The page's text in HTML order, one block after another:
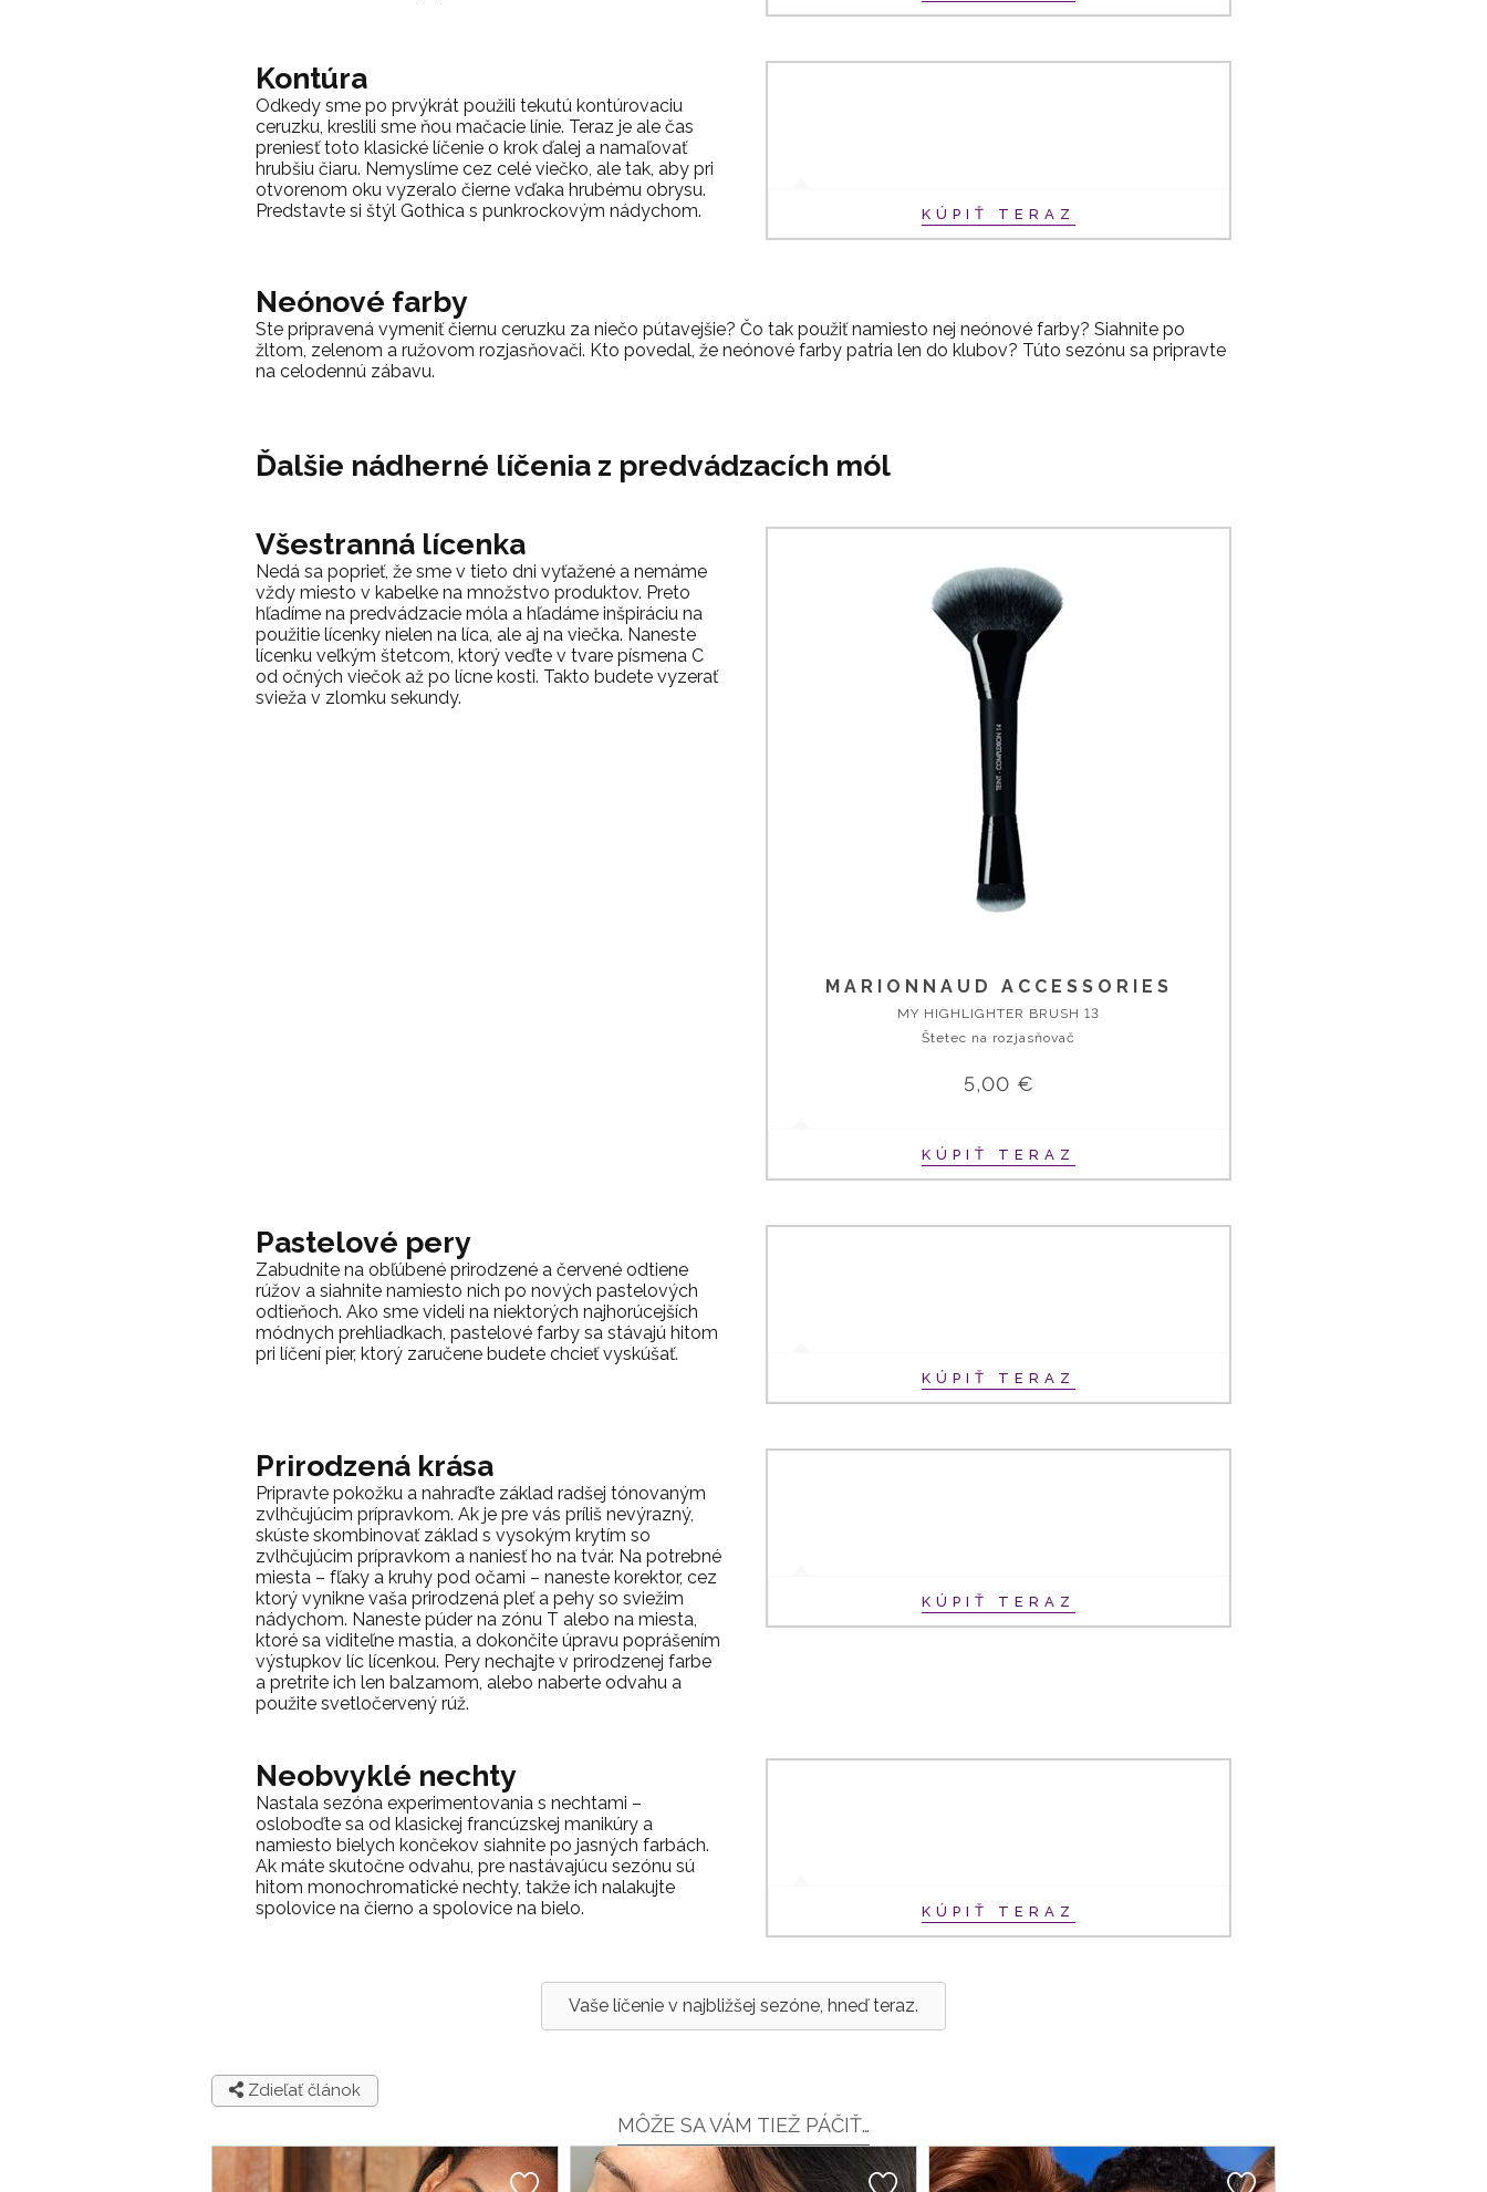
Kontúra
Odkedy sme po prvýkrát použili tekutú kontúrovaciu
ceruzku, kreslili sme ňou mačacie línie. Teraz je ale čas
preniesť toto klasické líčenie o krok ďalej a namaľovať
hrubšiu čiaru. Nemyslíme cez celé viečko, ale tak, aby pri
otvorenom oku vyzeralo čierne vďaka hrubému obrysu.
Predstavte si štýl Gothica s punkrockovým nádychom.
KÚPIŤ TERAZ
Neónové farby
Ste pripravená vymeniť čiernu ceruzku za niečo pútavejšie? Čo tak použiť namiesto nej neónové farby? Siahnite po
žltom, zelenom a ružovom rozjasňovači. Kto povedal, že neónové farby patria len do klubov? Túto sezónu sa pripravte
na celodennú zábavu.
Ďalšie nádherné líčenia z predvádzacích mól
Všestranná lícenka
Nedá sa poprieť, že sme v tieto dni vyťažené a nemáme
vždy miesto v kabelke na množstvo produktov. Preto
hľadíme na predvádzacie móla a hľadáme inšpiráciu na
použitie lícenky nielen na líca, ale aj na viečka. Naneste
lícenku veľkým štetcom, ktorý veďte v tvare písmena C
od očných viečok až po lícne kosti. Takto budete vyzerať
svieža v zlomku sekundy.
MARIONNAUD ACCESSORIES
MY HIGHLIGHTER BRUSH 13
Štetec na rozjasňovač
5,00 €
KÚPIŤ TERAZ
Pastelové pery
Zabudnite na obľúbené prirodzené a červené odtiene
rúžov a siahnite namiesto nich po nových pastelových
odtieňoch. Ako sme videli na niektorých najhorúcejších
módnych prehliadkach, pastelové farby sa stávajú hitom
pri líčení pier, ktorý zaručene budete chcieť vyskúšať.
KÚPIŤ TERAZ
Prirodzená krása
Pripravte pokožku a nahraďte základ radšej tónovaným
zvlhčujúcim prípravkom. Ak je pre vás príliš nevýrazný,
skúste skombinovať základ s vysokým krytím so
zvlhčujúcim prípravkom a naniesť ho na tvár. Na potrebné
miesta – fľaky a kruhy pod očami – naneste korektor, cez
ktorý vynikne vaša prirodzená pleť a pehy so sviežim
nádychom. Naneste púder na zónu T alebo na miesta,
ktoré sa viditeľne mastia, a dokončite úpravu poprášením
výstupkov líc lícenkou. Pery nechajte v prirodzenej farbe
a pretrite ich len balzamom, alebo naberte odvahu a
použite svetločervený rúž.
KÚPIŤ TERAZ
Neobvyklé nechty
Nastala sezóna experimentovania s nechtami –
osloboďte sa od klasickej francúzskej manikúry a
namiesto bielych končekov siahnite po jasných farbách.
Ak máte skutočne odvahu, pre nastávajúcu sezónu sú
hitom monochromatické nechty, takže ich nalakujte
spolovice na čierno a spolovice na bielo.
KÚPIŤ TERAZ
Vaše líčenie v najbližšej sezóne, hneď teraz.
Zdieľať článok
MÔŽE SA VÁM TIEŽ PÁČIŤ…